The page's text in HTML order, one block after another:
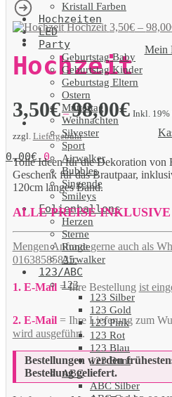
Mein
0,00€ 0
Kristall Farben
Hochzeiten
LED
Party
Geburtstag Baby
Geburtstag Kinder
Geburtstag Eltern
Ostern
Muttertag
Weihnachten
Silvester
Sport
Airwalker
Bubbles
Singende
Smileys
Folienballons
Herzen
Sterne
Runde
Airwalker
123/ABC
123
123 Silber
123 Gold
123 Pink
123 Rot
123 Blau
123 Bunt
ABC
ABC Silber
Hochzeit 3,50€– 98,00
Hochzeit
3,50€–98,00€ Inkl. 19%
zzgl. Liefergebühr
Tolle Ideen für die Dekoration von
Geschenk für das Brautpaar,
120cm langes Band.
ALLE PREISE
Mengen Anfrage gerne auch als
01638585825.
1. E-Mail= Ihre Bestellung ist
2. E-Mail= Ihre Lieferung zum
wird ausgeführt.
Bestellungen werden
Bestellung geliefert.